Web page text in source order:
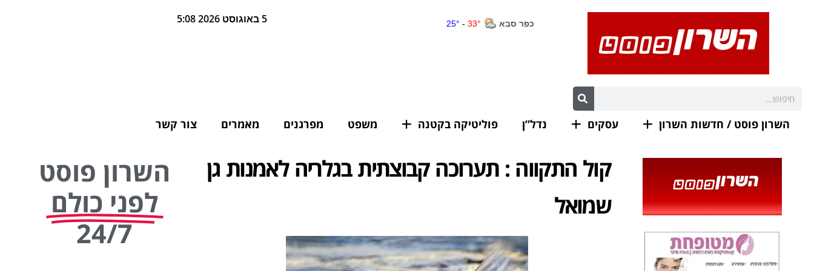
5 באוגוסט 2026 5:08
השרון פוסט / חדשות השרון עסקים נדל”ן פוליטיקה בקטנה משפט מפרגנים מאמרים צור קשר
קול התקווה : תערוכה קבוצתית בגלריה לאמנות גן
שמואל
השרון פוסט
לפני כולם
24/7